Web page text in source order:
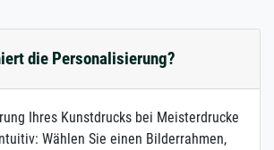
die Personalisierung?
Ihres Kunstdrucks bei Meisterdrucke
Wählen Sie einen Bilderrahmen,